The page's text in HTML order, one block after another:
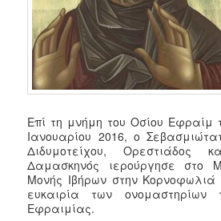
Επί τη μνήμη του Οσίου Εφραίμ
Ιανουαρίου 2016, ο
Διδυμοτείχου, Ορεστιάδος
Δαμασκηνός ιερούργησε στο
Μονής Ιβήρων στην
ευκαιρία των ονομαστηρίων
Εφραιμίας.